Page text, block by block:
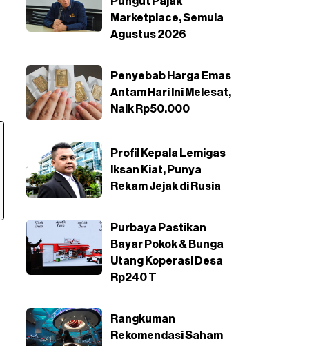
Marketplace, Semula
Agustus 2026
Penyebab Harga Emas
Antam Hari Ini Melesat,
Naik Rp50.000
Profil Kepala Lemigas
Iksan Kiat, Punya
Rekam Jejak di Rusia
Purbaya Pastikan
Bayar Pokok & Bunga
Utang Koperasi Desa
Rp240 T
Rangkuman
Rekomendasi Saham